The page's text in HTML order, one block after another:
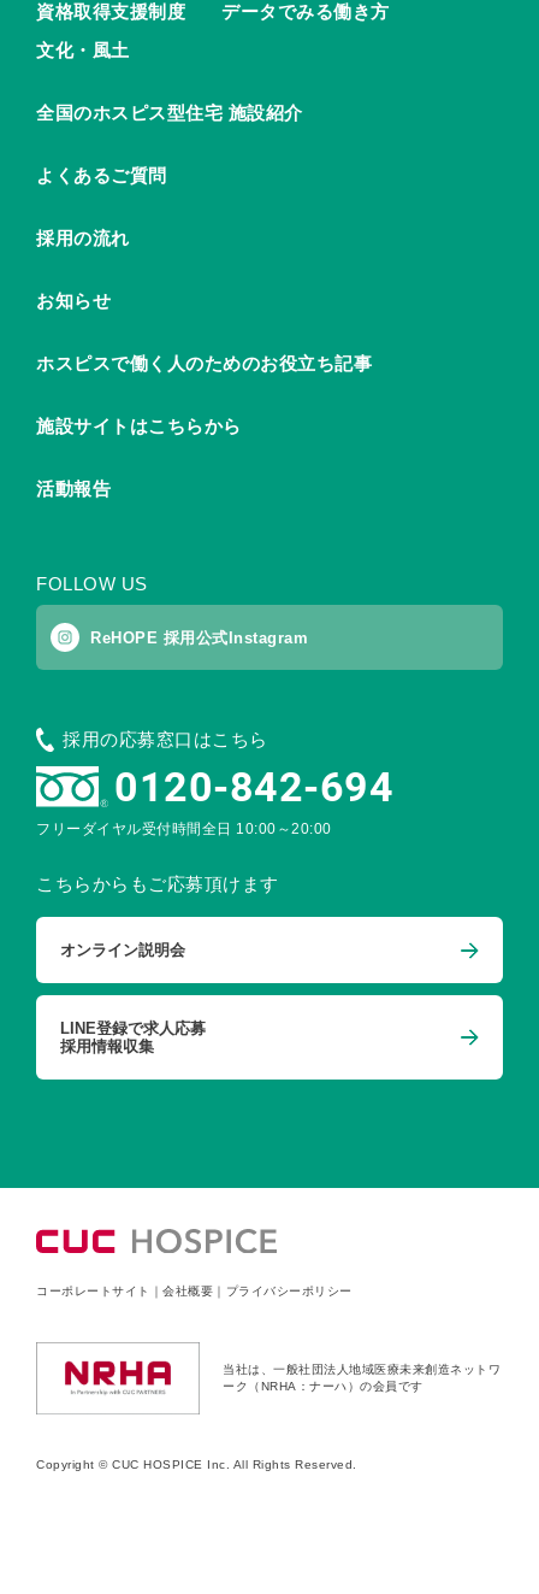
資格取得支援制度
データでみる働き方
文化・風土
全国のホスピス型住宅 施設紹介
よくあるご質問
採用の流れ
お知らせ
ホスピスで働く人のためのお役立ち記事
施設サイトはこちらから
活動報告
FOLLOW US
ReHOPE 採用公式Instagram
採用の応募窓口はこちら
0120-842-694
フリーダイヤル受付時間全日 10:00～20:00
こちらからもご応募頂けます
オンライン説明会
LINE登録で求人応募
採用情報収集
コーポレートサイト ｜ 会社概要 ｜ プライバシーポリシー
当社は、一般社団法人地域医療未来創造ネットワ
ーク（NRHA：ナーハ）の会員です
Copyright © CUC HOSPICE Inc. All Rights Reserved.